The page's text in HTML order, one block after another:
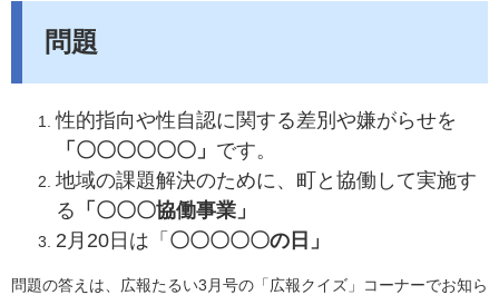
問題
​性的指向や性自認に関する差別や嫌がらせを
「〇〇〇〇〇〇」 です。
​​地域の課題解決のために、町と協働して実施す
る 「〇〇〇協働事業」
​2月20日は「 〇〇〇〇〇の日」
問題の答えは、広報たるい3月号の「広報クイズ」コーナーでお知ら